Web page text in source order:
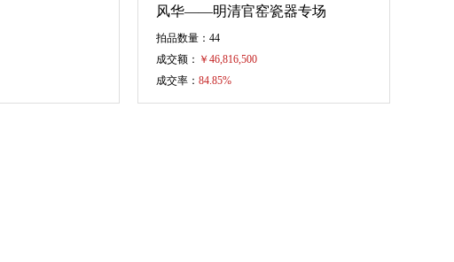
风华——明清官窑瓷器专场
拍品数量：44
成交额： ￥ 46,816,500
成交率： 84.85%